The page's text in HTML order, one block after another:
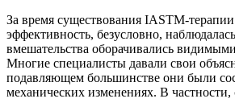
За время существования IASTM-
эффективность, безусловно,
вмешательства оборачивались видимыми
Многие специалисты давали свои
подавляющем большинстве они были
механических изменениях. В частности,